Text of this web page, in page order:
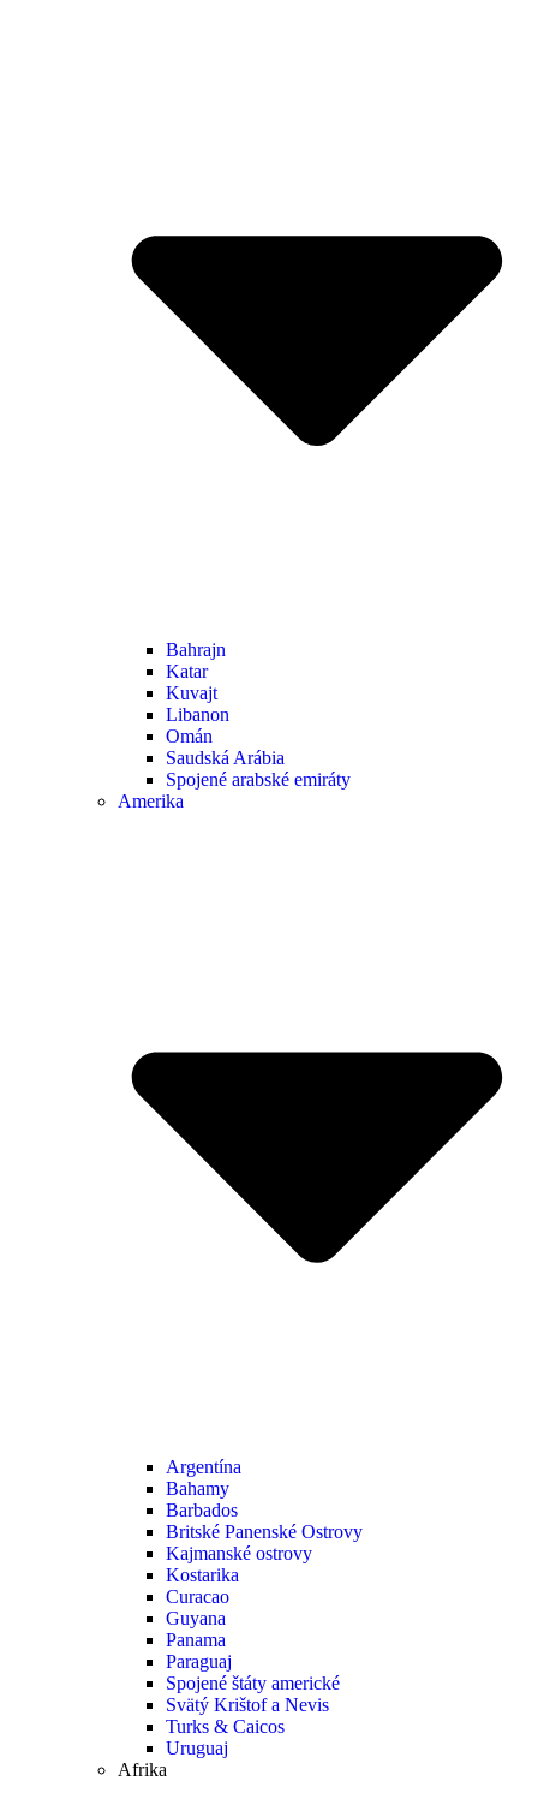
Bahrajn
Katar
Kuvajt
Libanon
Omán
Saudská Arábia
Spojené arabské emiráty
Amerika
Argentína
Bahamy
Barbados
Britské Panenské Ostrovy
Kajmanské ostrovy
Kostarika
Curacao
Guyana
Panama
Paraguaj
Spojené štáty americké
Svätý Krištof a Nevis
Turks & Caicos
Uruguaj
Afrika